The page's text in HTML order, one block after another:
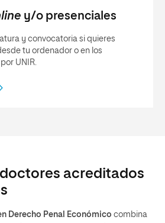
y/o presenciales
y convocatoria si quieres
tu ordenador o en los
UNIR.
acreditados
Derecho Penal Económico combina